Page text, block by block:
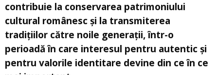
contribuie la conservarea patrimoniului
cultural românesc și la transmiterea
tradițiilor către noile generații, într-o
perioadă în care interesul pentru autentic și
pentru valorile identitare devine din ce în ce